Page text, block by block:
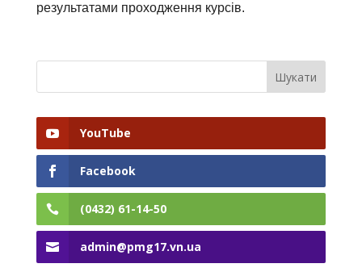
результатами проходження курсів.
YouTube
Facebook
(0432) 61-14-50
admin@pmg17.vn.ua